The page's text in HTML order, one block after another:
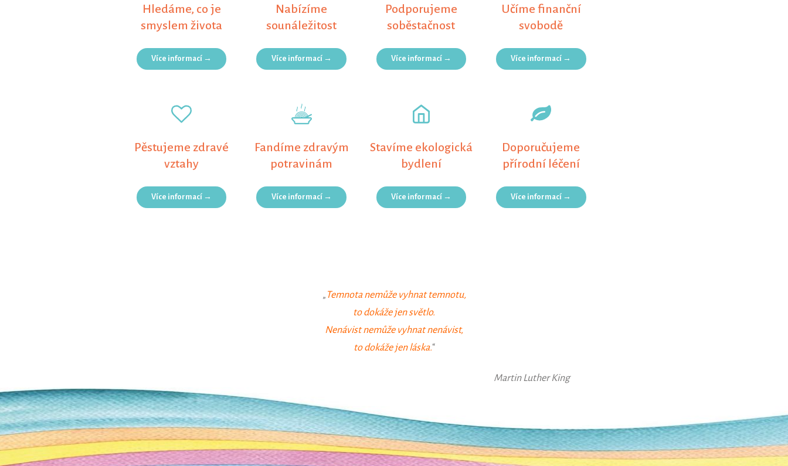
Hledáme, co je
smyslem života
Více informací →
Nabízíme
sounáležitost
Více informací →
Podporujeme
soběstačnost
Více informací →
Učíme finanční
svobodě
Více informací →
Pěstujeme zdravé
vztahy
Více informací →
Fandíme zdravým
potravinám
Více informací →
Stavíme ekologická
bydlení
Více informací →
Doporučujeme
přírodní léčení
Více informací →
„ Temnota nemůže vyhnat temnotu,
to dokáže jen světlo.
Nenávist nemůže vyhnat nenávist,
to dokáže jen láska.“
Martin Luther King